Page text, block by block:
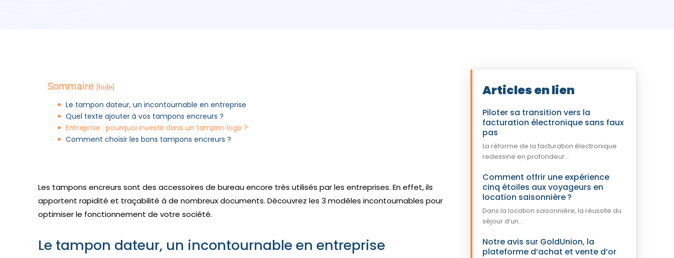
Sommaire [hide]
Le tampon dateur, un incontournable en entreprise
Quel texte ajouter à vos tampons encreurs ?
Entreprise : pourquoi investir dans un tampon logo ?
Comment choisir les bons tampons encreurs ?
Les tampons encreurs sont des accessoires de bureau encore très utilisés par les entreprises. En effet, ils
apportent rapidité et traçabilité à de nombreux documents. Découvrez les 3 modèles incontournables pour
optimiser le fonctionnement de votre société.
Le tampon dateur, un incontournable en entreprise
Articles en lien
Piloter sa transition vers la
facturation électronique sans faux
pas
La réforme de la facturation électronique
redessine en profondeur...
Comment offrir une expérience
cinq étoiles aux voyageurs en
location saisonnière ?
Dans la location saisonnière, la réussite du
séjour d’un...
Notre avis sur GoldUnion, la
plateforme d’achat et vente d’or